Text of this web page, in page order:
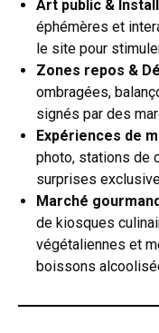
Art public &
éphémères et
le site pour
Zones repos &
ombragées,
signés par des
Expériences de
photo, stations de
surprises
Marché
de kiosques
végétaliennes et
boissons